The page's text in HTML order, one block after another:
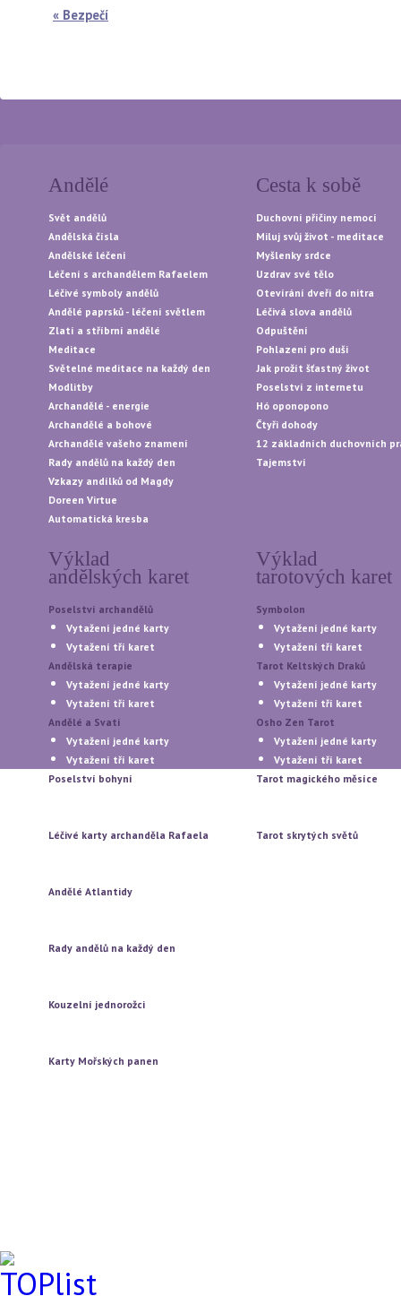
« Bezpečí
Andělé
Svět andělů
Andělská čísla
Andělské léčení
Léčení s archandělem Rafaelem
Léčivé symboly andělů
Andělé paprsků - léčení světlem
Zlatí a stříbrní andělé
Meditace
Světelné meditace na každý den
Modlitby
Archandělé - energie
Archandělé a bohové
Archandělé vašeho znamení
Rady andělů na každý den
Vzkazy andílků od Magdy
Doreen Virtue
Automatická kresba
Cesta k sobě
Duchovní příčiny nemocí
Miluj svůj život - meditace
Myšlenky srdce
Uzdrav své tělo
Otevírání dveří do nitra
Léčivá slova andělů
Odpuštění
Pohlazení pro duši
Jak prožít šťastný život
Poselství z internetu
Hó oponopono
Čtyři dohody
12 základních duchovních
Tajemství
Výklad
andělských karet
Poselství archandělů
Vytažení jedné karty
Vytažení tří karet
Andělská terapie
Vytažení jedné karty
Vytažení tří karet
Andělé a Svatí
Vytažení jedné karty
Vytažení tří karet
Poselství bohyní
Léčivé karty archanděla Rafaela
Andělé Atlantidy
Rady andělů na každý den
Kouzelní jednorožci
Karty Mořských panen
Výklad
tarotových karet
Symbolon
Vytažení jedné karty
Vytažení tří karet
Tarot Keltských Draků
Vytažení jedné karty
Vytažení tří karet
Osho Zen Tarot
Vytažení jedné karty
Vytažení tří karet
Tarot magického měsíce
Tarot skrytých světů